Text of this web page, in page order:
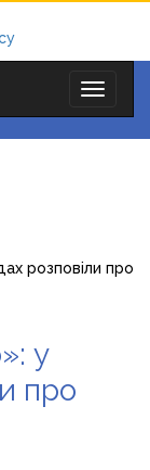
Toggle
розповіли про
у
про